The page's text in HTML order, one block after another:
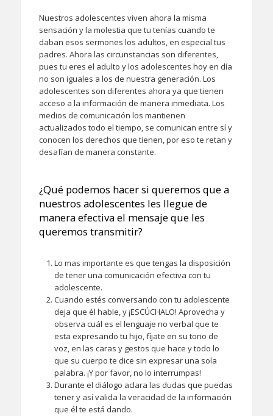
Nuestros adolescentes viven ahora la misma
sensación y la molestia que tu tenías cuando te
daban esos sermones los adultos, en especial tus
padres. Ahora las circunstancias son diferentes,
pues tu eres el adulto y los adolescentes hoy en día
no son iguales a los de nuestra generación. Los
adolescentes son diferentes ahora ya que tienen
acceso a la información de manera inmediata. Los
medios de comunicación los mantienen
actualizados todo el tiempo, se comunican entre sí y
conocen los derechos que tienen, por eso te retan y
desafían de manera constante.
¿Qué podemos hacer si queremos que a
nuestros adolescentes les llegue de
manera efectiva el mensaje que les
queremos transmitir?
Lo mas importante es que tengas la disposición
de tener una comunicación efectiva con tu
adolescente.
Cuando estés conversando con tu adolescente
deja que él hable, y ¡ESCÚCHALO! Aprovecha y
observa cuál es el lenguaje no verbal que te
esta expresando tu hijo, fíjate en su tono de
voz, en las caras y gestos que hace y todo lo
que su cuerpo te dice sin expresar una sola
palabra. ¡Y por favor, no lo interrumpas!
Durante el diálogo aclara las dudas que puedas
tener y así valida la veracidad de la información
que él te está dando.